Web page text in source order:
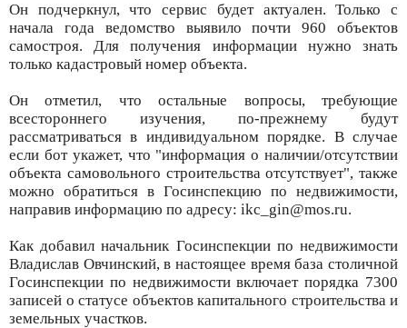
Он подчеркнул, что сервис будет актуален. Только с
начала года ведомство выявило почти 960 объектов
самостроя. Для получения информации нужно знать
только кадастровый номер объекта.
Он отметил, что остальные вопросы, требующие
всестороннего изучения, по-прежнему будут
рассматриваться в индивидуальном порядке. В случае
если бот укажет, что "информация о наличии/отсутствии
объекта самовольного строительства отсутствует", также
можно обратиться в Госинспекцию по недвижимости,
направив информацию по адресу: ikc_gin@mos.ru.
Как добавил начальник Госинспекции по недвижимости
Владислав Овчинский, в настоящее время база столичной
Госинспекции по недвижимости включает порядка 7300
записей о статусе объектов капитального строительства и
земельных участков.